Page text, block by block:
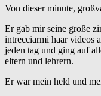
Von dieser minute,
Er gab mir seine große
intrecciarmi haar videos
jeden tag und ging auf
eltern und lehrern.
Er war mein held und